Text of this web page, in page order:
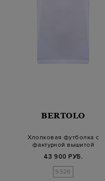
BERTOLO
Хлопковая футболка с
фактурной вышитой
43 900 РУБ.
SS26